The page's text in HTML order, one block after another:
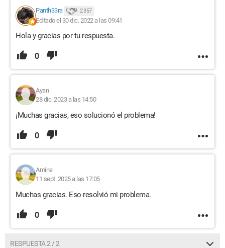
Panth33ra 2 357
Editado el 30 dic. 2022 a las 09:41
Hola y gracias por tu respuesta.
0
Ayan
28 dic. 2023 a las 14:50
¡Muchas gracias, eso solucionó el problema!
0
Amine
11 sept. 2025 a las 17:05
Muchas gracias. Eso resolvió mi problema.
0
RESPUESTA 2 / 2